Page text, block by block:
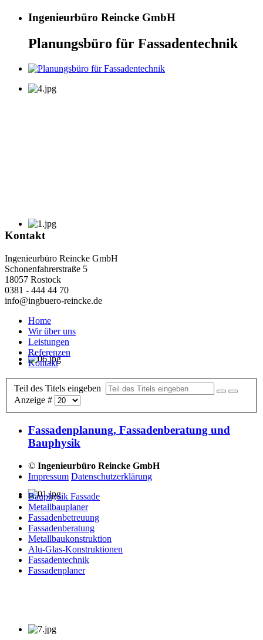
Ingenieurbüro Reincke GmbH
Planungsbüro für Fassadentechnik
Kontakt
Ingenieurbüro Reincke GmbH
Schonenfahrerstraße 5
18057 Rostock
0381 - 444 44 70
info@ingbuero-reincke.de
Home
Wir über uns
Leistungen
Referenzen
Kontakt
Teil des Titels eingeben
Anzeige #
Fassadenplanung, Fassadenberatung und
Bauphysik
© Ingenieurbüro Reincke GmbH
Impressum Datenschutzerklärung
Bauphysik Fassade
Metallbauplaner
Fassadenbetreuung
Fassadenberatung
Metallbaukonstruktion
Alu-Glas-Konstruktionen
Fassadentechnik
Fassadenplaner